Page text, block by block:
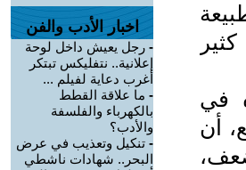
في
أن
اخبار الأدب والفن
- رجل يعيش داخل لوحة
إعلانية.. نتفليكس تبتكر
أغرب دعاية لفيلم ...
- ما علاقة القطط
بالكهرباء والفلسفة
والأدب؟
- تنكيل وتعذيب في عرض
البحر.. شهادات ناشطي